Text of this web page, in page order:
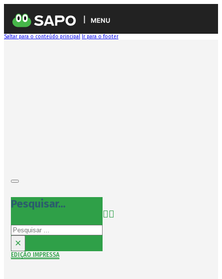
MENU
Saltar para o conteúdo principal Ir para o footer
Pesquisar...
Pesquisar
×
EDIÇÃO IMPRESSA